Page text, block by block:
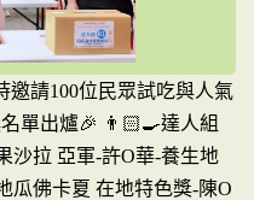
邀請100位民眾試吃與人氣
單出爐🎉 👨🏻‍🍳達人組
沙拉 亞軍-許O華-養生地
瓜佛卡夏 在地特色獎-陳O